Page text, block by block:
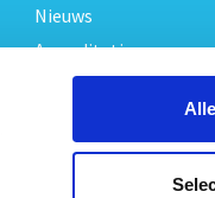
Nieuws
Accreditaties
Algemene
Privacy verklaring